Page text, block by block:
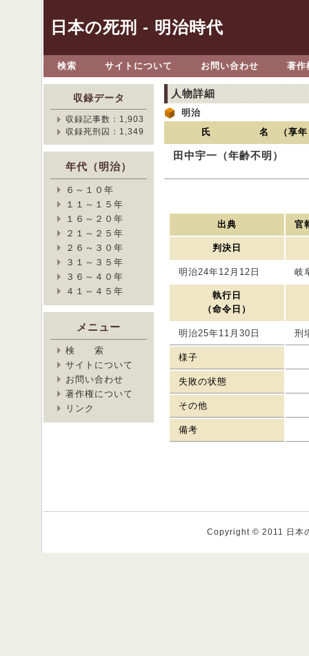
日本の死刑 - 明治時代
検索 サイトについて お問い合わせ 著作
人物詳細
明治
氏 名 （享年
田中宇一（年齢不明）
出典 官
判決日
明治24年12月12日 岐
執行日
（命令日）
明治25年11月30日 刑
様子
失敗の状態
その他
備考
収録データ
収録記事数：1,903
収録死刑囚：1,349
年代（明治）
６～１０年
１１～１５年
１６～２０年
２１～２５年
２６～３０年
３１～３５年
３６～４０年
４１～４５年
メニュー
検 索
サイトについて
お問い合わせ
著作権について
リンク
Copyright © 2011 日本